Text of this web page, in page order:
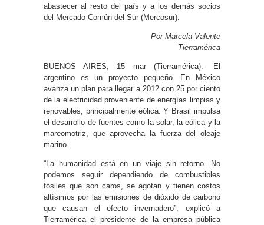
abastecer al resto del país y a los demás socios
del Mercado Común del Sur (Mercosur).
Por Marcela Valente
Tierramérica
BUENOS AIRES, 15 mar (Tierramérica).- El
argentino es un proyecto pequeño. En México
avanza un plan para llegar a 2012 con 25 por ciento
de la electricidad proveniente de energías limpias y
renovables, principalmente eólica. Y Brasil impulsa
el desarrollo de fuentes como la solar, la eólica y la
mareomotriz, que aprovecha la fuerza del oleaje
marino.
“La humanidad está en un viaje sin retorno. No
podemos seguir dependiendo de combustibles
fósiles que son caros, se agotan y tienen costos
altísimos por las emisiones de dióxido de carbono
que causan el efecto invernadero”, explicó a
Tierramérica el presidente de la empresa pública